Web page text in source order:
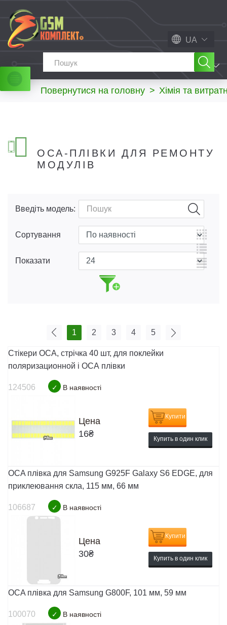
UA
МЕНЮ
Повернутися на головну > Хімія та
OCA-ПЛІВКИ ДЛЯ РЕМОНТУ
МОДУЛІВ
Введіть модель:
Сортування
Показати
1 2 3 4 5
Стікери OCA, стрічка 40 шт, для поклейки
поляризационной і ОСА плівки
124506 ✓ В наявності
Цена
16₴
Купити
Купить в один клик
OCA плівка для Samsung G925F Galaxy S6 EDGE, для
приклеювання скла, 115 мм, 66 мм
106687 ✓ В наявності
Цена
30₴
Купити
Купить в один клик
OCA плівка для Samsung G800F, 101 мм, 59 мм
100070 ✓ В наявності